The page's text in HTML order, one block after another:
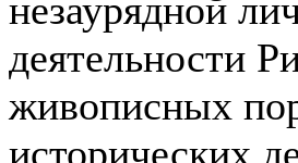
незаурядной
деятельности
живописных
исторических